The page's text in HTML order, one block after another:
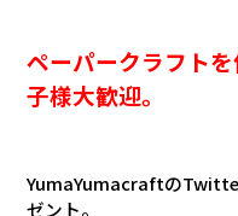
ペーパークラフト
子様大歓迎。
YumaYumacraftの
ゼント。